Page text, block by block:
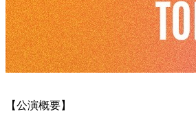
【公演概要】